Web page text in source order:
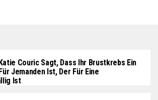
Couric Sagt, Dass Ihr Brustkrebs Ein
Jemanden Ist, Der Für Eine
Ist